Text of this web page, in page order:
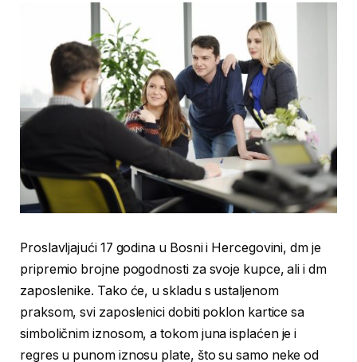
Proslavljajući 17 godina u Bosni i Hercegovini, dm je
pripremio brojne pogodnosti za svoje kupce, ali i dm
zaposlenike. Tako će, u skladu s ustaljenom
praksom, svi zaposlenici dobiti poklon kartice sa
simboličnim iznosom, a tokom juna isplaćen je i
regres u punom iznosu plate, što su samo neke od